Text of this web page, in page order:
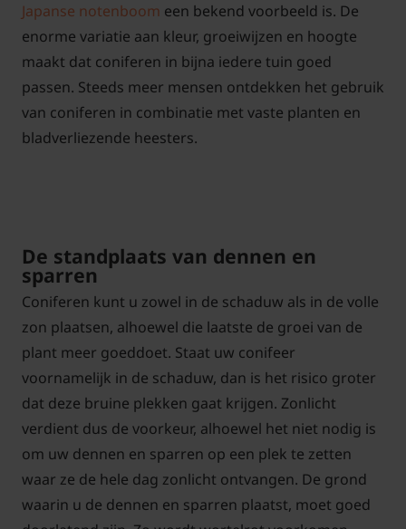
Japanse notenboom een bekend voorbeeld is. De
enorme variatie aan kleur, groeiwijzen en hoogte
maakt dat coniferen in bijna iedere tuin goed
passen. Steeds meer mensen ontdekken het gebruik
van coniferen in combinatie met vaste planten en
bladverliezende heesters.
De standplaats van dennen en
sparren
Coniferen kunt u zowel in de schaduw als in de volle
zon plaatsen, alhoewel die laatste de groei van de
plant meer goeddoet. Staat uw conifeer
voornamelijk in de schaduw, dan is het risico groter
dat deze bruine plekken gaat krijgen. Zonlicht
verdient dus de voorkeur, alhoewel het niet nodig is
om uw dennen en sparren op een plek te zetten
waar ze de hele dag zonlicht ontvangen. De grond
waarin u de dennen en sparren plaatst, moet goed